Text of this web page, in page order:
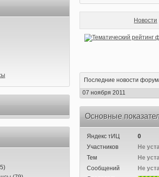
Новости
Последние новости
07 ноября 2011
Основные
Яндекс тИЦ
0
Участников
Не
Тем
Не
Сообщений
Не